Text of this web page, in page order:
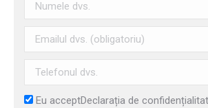
Eu acceptDeclarația de